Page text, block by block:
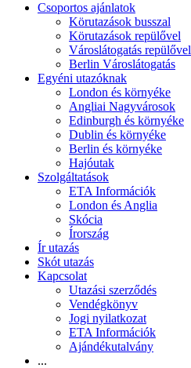
Csoportos ajánlatok
Körutazások busszal
Körutazások repülővel
Városlátogatás repülővel
Berlin Városlátogatás
Egyéni utazóknak
London és környéke
Angliai Nagyvárosok
Edinburgh és környéke
Dublin és környéke
Berlin és környéke
Hajóutak
Szolgáltatások
ETA Információk
London és Anglia
Skócia
Írország
Ír utazás
Skót utazás
Kapcsolat
Utazási szerződés
Vendégkönyv
Jogi nyilatkozat
ETA Információk
Ajándékutalvány
...